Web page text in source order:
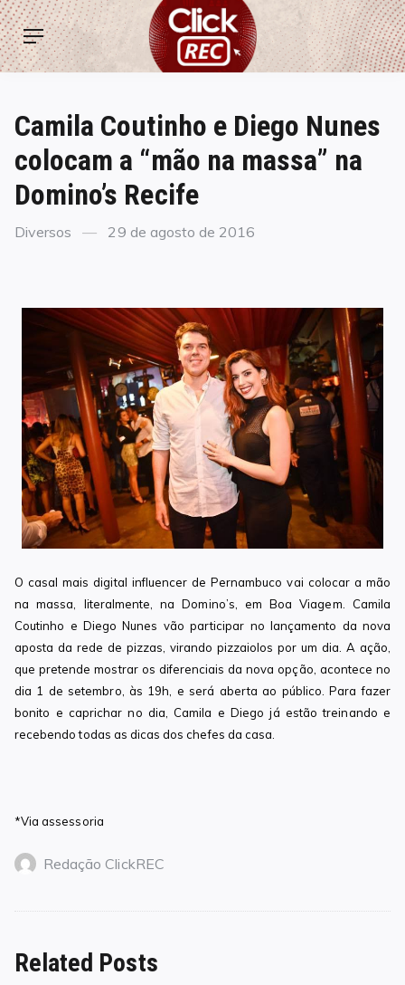
Skip
to
content
ClickREC
Menu
Camila Coutinho e Diego Nunes
colocam a “mão na massa” na
Domino’s Recife
Categories
Diversos
Posted
29 de agosto de 2016
O casal mais digital influencer de Pernambuco vai colocar a mão
na massa, literalmente, na Domino’s, em Boa Viagem. Camila
Coutinho e Diego Nunes vão participar no lançamento da nova
aposta da rede de pizzas, virando pizzaiolos por um dia. A ação,
que pretende mostrar os diferenciais da nova opção, acontece no
dia 1 de setembro, às 19h, e será aberta ao público. Para fazer
bonito e caprichar no dia, Camila e Diego já estão treinando e
recebendo todas as dicas dos chefes da casa.
*Via assessoria
Redação ClickREC
Related Posts